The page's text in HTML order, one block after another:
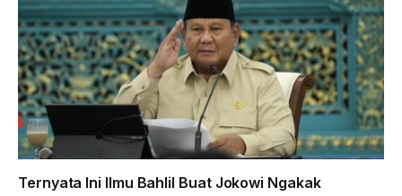
Ternyata Ini Ilmu Bahlil Buat Jokowi Ngakak